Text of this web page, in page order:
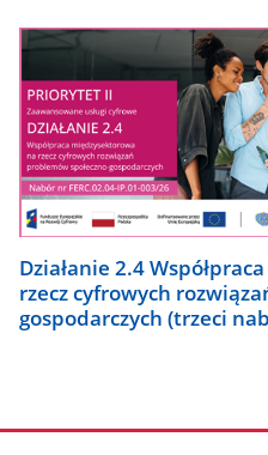
Działanie 2.4
rzecz cyfrowych
gospodarczych (trzeci